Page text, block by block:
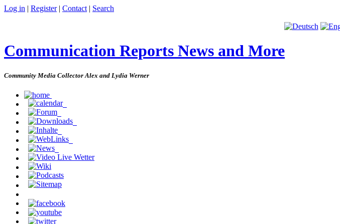
Log in | Register| Contact | Search
Communication Reports News and More
Community Media Collector Alex and Lydia Werner